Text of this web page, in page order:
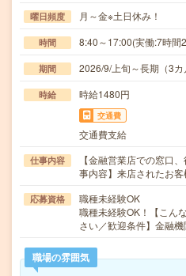
曜日頻度 月～金※土日休み！
時間 8:40～17:00(実働:7時間
期間 2026/9/上旬～長期（3
時給 時給1480円
交通費
交通費支給
仕事内容
【金融営業店での窓口
事内容】来店されたお
応募資格
職種未経験OK
職種未経験OK！【こん
さい／歓迎条件】金融機
職場の雰囲気